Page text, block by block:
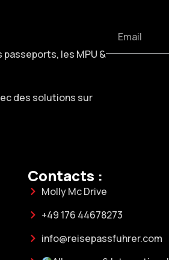
les MPU &
des solutions sur
Contacts :
Molly Mc Drive
+49 176 44678273
info@reisepassfuhrer.com